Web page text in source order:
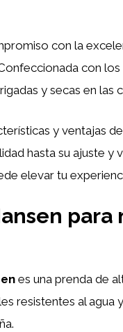
con la
con
y secas en las
y ventajas
hasta su ajuste
elevar tu
es una prenda de
resistentes al